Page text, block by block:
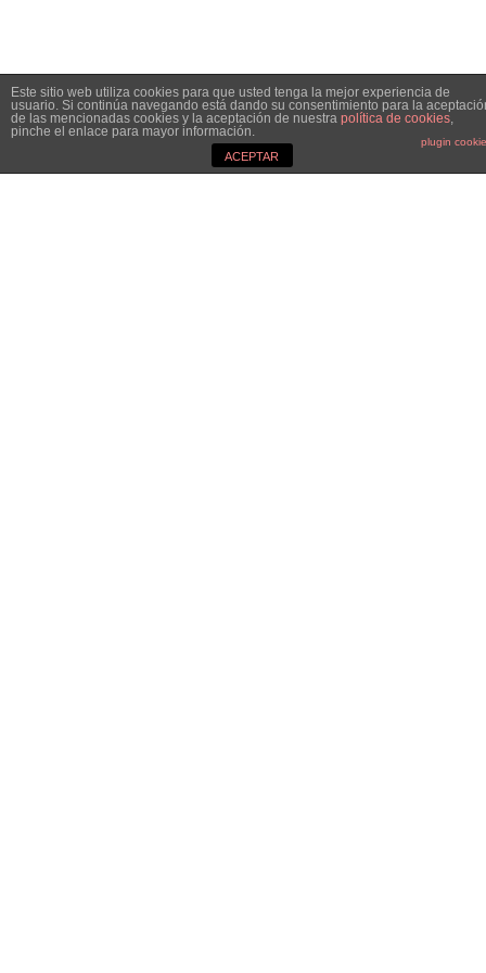
Este sitio web utiliza cookies para que usted tenga la mejor experiencia de
usuario. Si continúa navegando está dando su consentimiento para la
de las mencionadas cookies y la aceptación de nuestra política de cookies,
pinche el enlace para mayor información.
plugin
ACEPTAR